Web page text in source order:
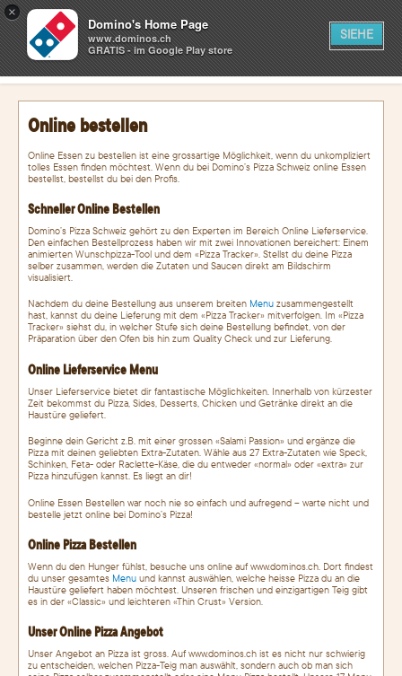
×
Domino's Home Page
www.dominos.ch
GRATIS - im Google Play store
SIEHE
WARENKORB
0
LOGIN
Online bestellen
Online Essen zu bestellen ist eine grossartige Möglichkeit, wenn du unkompliziert
tolles Essen finden möchtest. Wenn du bei Domino’s Pizza Schweiz online Essen
bestellst, bestellst du bei den Profis.
Schneller Online Bestellen
Domino’s Pizza Schweiz gehört zu den Experten im Bereich Online Lieferservice.
Den einfachen Bestellprozess haben wir mit zwei Innovationen bereichert: Einem
animierten Wunschpizza-Tool und dem «Pizza Tracker». Stellst du deine Pizza
selber zusammen, werden die Zutaten und Saucen direkt am Bildschirm
visualisiert.
Nachdem du deine Bestellung aus unserem breiten Menu zusammengestellt
hast, kannst du deine Lieferung mit dem «Pizza Tracker» mitverfolgen. Im «Pizza
Tracker» siehst du, in welcher Stufe sich deine Bestellung befindet, von der
Präparation über den Ofen bis hin zum Quality Check und zur Lieferung.
Online Lieferservice Menu
Unser Lieferservice bietet dir fantastische Möglichkeiten. Innerhalb von kürzester
Zeit bekommst du Pizza, Sides, Desserts, Chicken und Getränke direkt an die
Haustüre geliefert.
Beginne dein Gericht z.B. mit einer grossen «Salami Passion» und ergänze die
Pizza mit deinen geliebten Extra-Zutaten. Wähle aus 27 Extra-Zutaten wie Speck,
Schinken, Feta- oder Raclette-Käse, die du entweder «normal» oder «extra» zur
Pizza hinzufügen kannst. Es liegt an dir!
Online Essen Bestellen war noch nie so einfach und aufregend – warte nicht und
bestelle jetzt online bei Domino’s Pizza!
Online Pizza Bestellen
Wenn du den Hunger fühlst, besuche uns online auf www.dominos.ch. Dort findest
du unser gesamtes Menu und kannst auswählen, welche heisse Pizza du an die
Haustüre geliefert haben möchtest. Unseren frischen und einzigartigen Teig gibt
es in der «Classic» und leichteren «Thin Crust» Version.
Unser Online Pizza Angebot
Unser Angebot an Pizza ist gross. Auf www.dominos.ch ist es nicht nur schwierig
zu entscheiden, welchen Pizza-Teig man auswählt, sondern auch ob man sich